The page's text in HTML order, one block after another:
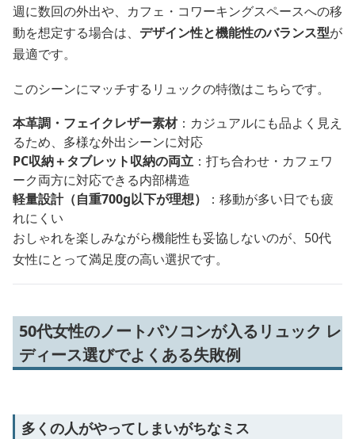
週に数回の外出や、カフェ・コワーキングスペースへの移
動を想定する場合は、 デザイン性と機能性のバランス型が
最適です。
このシーンにマッチするリュックの特徴はこちらです。
本革調・フェイクレザー素材：カジュアルにも品よく見え
るため、多様な外出シーンに対応
PC収納＋タブレット収納の両立 ：打ち合わせ・カフェワ
ーク両方に対応できる内部構造
軽量設計（自重700g以下が理想）
：移動が多い日でも疲
れにくい
おしゃれを楽しみながら機能性も妥協しないのが、50代
女性にとって満足度の高い選択です。
50代女性のノートパソコンが入るリュック レ
ディース選びでよくある失敗例
多くの人がやってしまいがちなミス